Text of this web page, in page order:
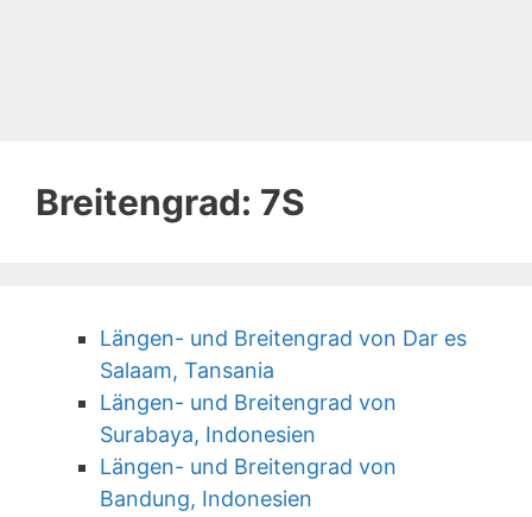
Breitengrad: 7S
Längen- und Breitengrad von Dar es
Salaam, Tansania
Längen- und Breitengrad von
Surabaya, Indonesien
Längen- und Breitengrad von
Bandung, Indonesien